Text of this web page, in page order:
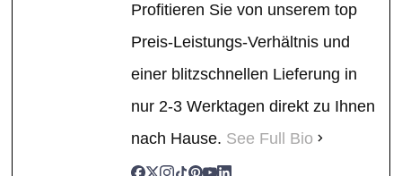
Profitieren Sie von unserem top
Preis-Leistungs-Verhältnis und
einer blitzschnellen Lieferung in
nur 2-3 Werktagen direkt zu Ihnen
nach Hause. See Full Bio